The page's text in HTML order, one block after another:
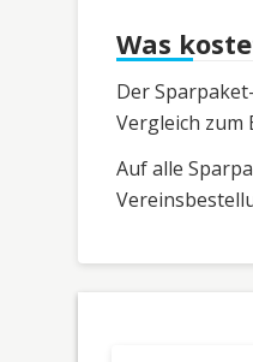
Was
Der
Vergleich zum
Auf alle